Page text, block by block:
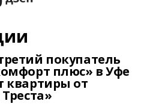
покупатель
плюс» в Уфе
квартиры от